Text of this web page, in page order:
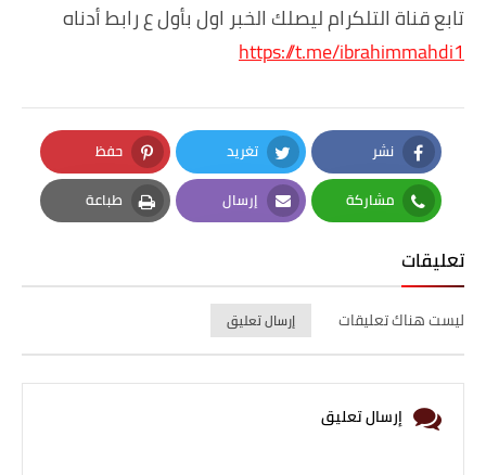
تابع قناة التلكرام ليصلك الخبر اول بأول ع رابط أدناه
https://t.me/ibrahimmahdi1
نشر
Facebook
تغريد
Twitter
حفظ
Pinterest
مشاركة
Whatsapp
إرسال
Email
طباعة
Print
تعليقات
ليست هناك تعليقات إرسال تعليق
إرسال تعليق